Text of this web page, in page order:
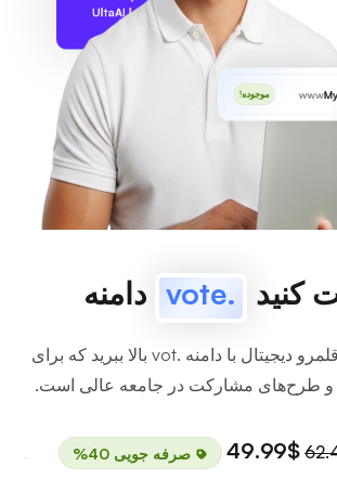
پیشنهاد با UltaAI
www موجوده!
کنید .vote دامنه
صدای خود را در قلمرو دیجیتال با دامنه .vot بالا ببرید که برای
و طرح‌های مشارکت در جامعه عالی است.
$49.99 صرفه جویی 40%